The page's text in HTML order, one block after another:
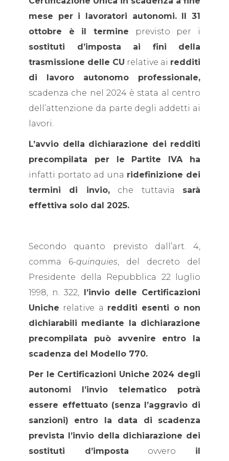
mese per i lavoratori autonomi. Il 31
ottobre è il termine previsto per i
sostituti d’imposta ai fini della
trasmissione delle CU relative ai redditi
di lavoro autonomo professionale,
scadenza che nel 2024 è stata al centro
dell’attenzione da parte degli addetti ai
lavori.
L’avvio della dichiarazione dei redditi
precompilata per le Partite IVA ha
infatti portato ad una ridefinizione dei
termini di invio,che tuttavia sarà
effettiva solo dal 2025.
Secondo quanto previsto dall’art. 4,
comma 6-quinquies, del decreto del
Presidente della Repubblica 22 luglio
1998, n. 322, l’invio delle Certificazioni
Uniche relative a redditi esenti o non
dichiarabili mediante la dichiarazione
precompilata può avvenire entro la
scadenza del Modello 770.
Per le Certificazioni Uniche 2024 degli
autonomi l’invio telematico potrà
essere effettuato (senza l’aggravio di
sanzioni) entro la data di scadenza
prevista l’invio della dichiarazione dei
sostituti d’imposta ovvero il